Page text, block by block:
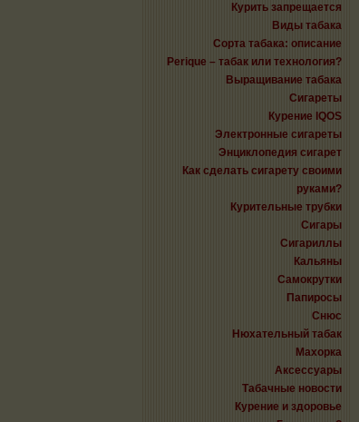
Курить запрещается
Виды табака
Сорта табака: описание
Perique – табак или технология?
Выращивание табака
Сигареты
Курение IQOS
Электронные сигареты
Энциклопедия сигарет
Как сделать сигарету своими
руками?
Курительные трубки
Сигары
Сигариллы
Кальяны
Самокрутки
Папиросы
Снюс
Нюхательный табак
Махорка
Аксессуары
Табачные новости
Курение и здоровье